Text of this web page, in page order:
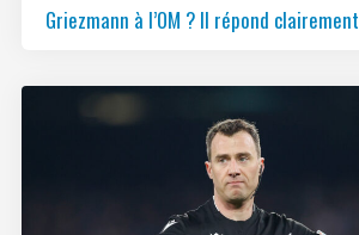
Griezmann à l’OM ? Il répond clairement